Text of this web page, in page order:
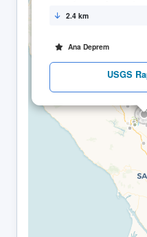
2.4 km
Ana Deprem
USGS